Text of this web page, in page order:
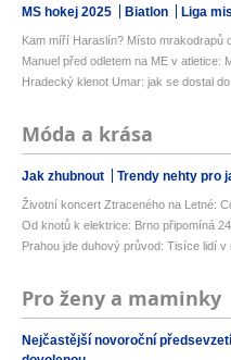
MS hokej 2025 Biatlon Liga
Kam míří Haraslín? Místo mrakodrapů
Manuel před odletem na ME v atletice:
Hradecký klenot Umar: jak se dostal
Móda a krása
Jak zhubnout Trendy nehty pro
Životní koncert Ztraceného na Letné:
Od knotů k elektrice: Brno připomíná
Prahou jde duhový průvod: Tisíce lidí
Pro ženy a maminky
Nejčastější novoroční předsevzetí